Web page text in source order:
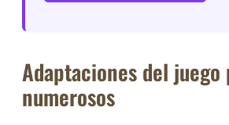
Adaptaciones del juego
numerosos